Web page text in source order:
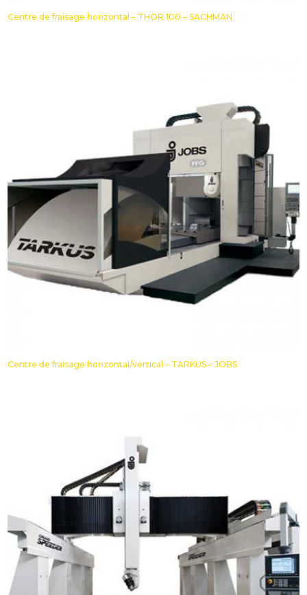
Centre de fraisage horizontal – THOR 100 – SACHMAN
Centre de fraisage horizontal/vertical – TARKUS – JOBS